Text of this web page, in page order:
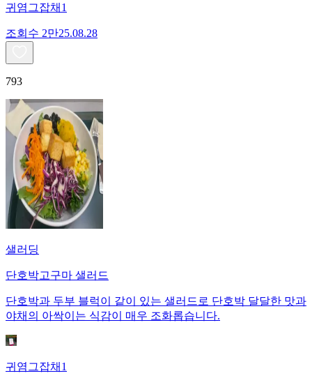
귀염그잡채1
조회수 2만25.08.28
793
샐러딩
단호박고구마 샐러드
단호박과 두부 블럭이 같이 있는 샐러드로 단호박 달달한 맛과
야채의 아싹이는 식감이 매우 조화롭습니다.
귀염그잡채1